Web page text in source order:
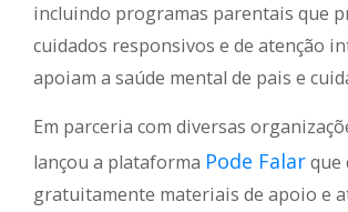
incluindo programas parentais que
cuidados responsivos e de atenção
apoiam a saúde mental de pais e
Em parceria com diversas
lançou a plataforma Pode Falarque
gratuitamente materiais de apoio e